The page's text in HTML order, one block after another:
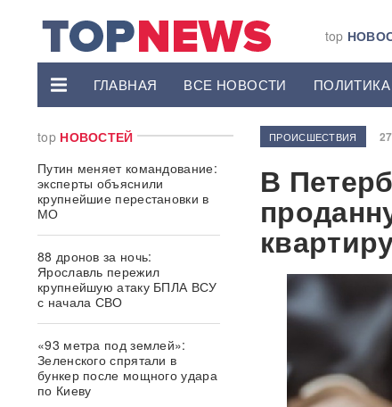
top
ГЛАВНАЯ ВСЕ НОВОСТИ ПОЛИТИКА
top НОВОСТЕЙ
Путин меняет командование:
эксперты объяснили
крупнейшие перестановки в
МО
88 дронов за ночь:
Ярославль пережил
крупнейшую атаку БПЛА ВСУ
с начала СВО
«93 метра под землей»:
Зеленского спрятали в
бункер после мощного удара
по Киеву
ПРОИСШЕСТВИЯ
В